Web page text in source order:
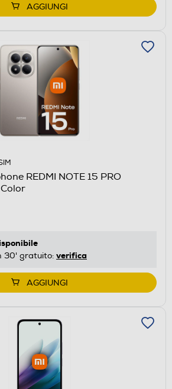
AGGIUNGI
REDMI NOTE 15 PRO
30' gratuito: verifica
AGGIUNGI